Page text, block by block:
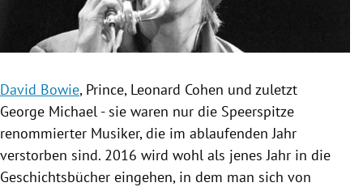
Untermenü
Untermenü
Untermenü
David Bowie, Prince, Leonard Cohen und zuletzt
George Michael - sie waren nur die Speerspitze
renommierter Musiker, die im ablaufenden Jahr
verstorben sind. 2016 wird wohl als jenes Jahr in die
Geschichtsbücher eingehen, in dem man sich von